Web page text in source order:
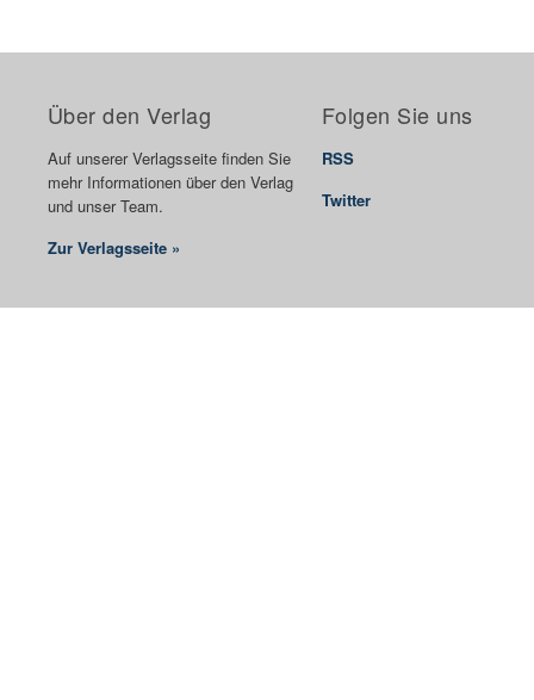
Über den Verlag
Auf unserer Verlagsseite finden Sie
mehr Informationen über den Verlag
und unser Team.
Zur Verlagsseite »
Folgen Sie uns
RSS
Twitter